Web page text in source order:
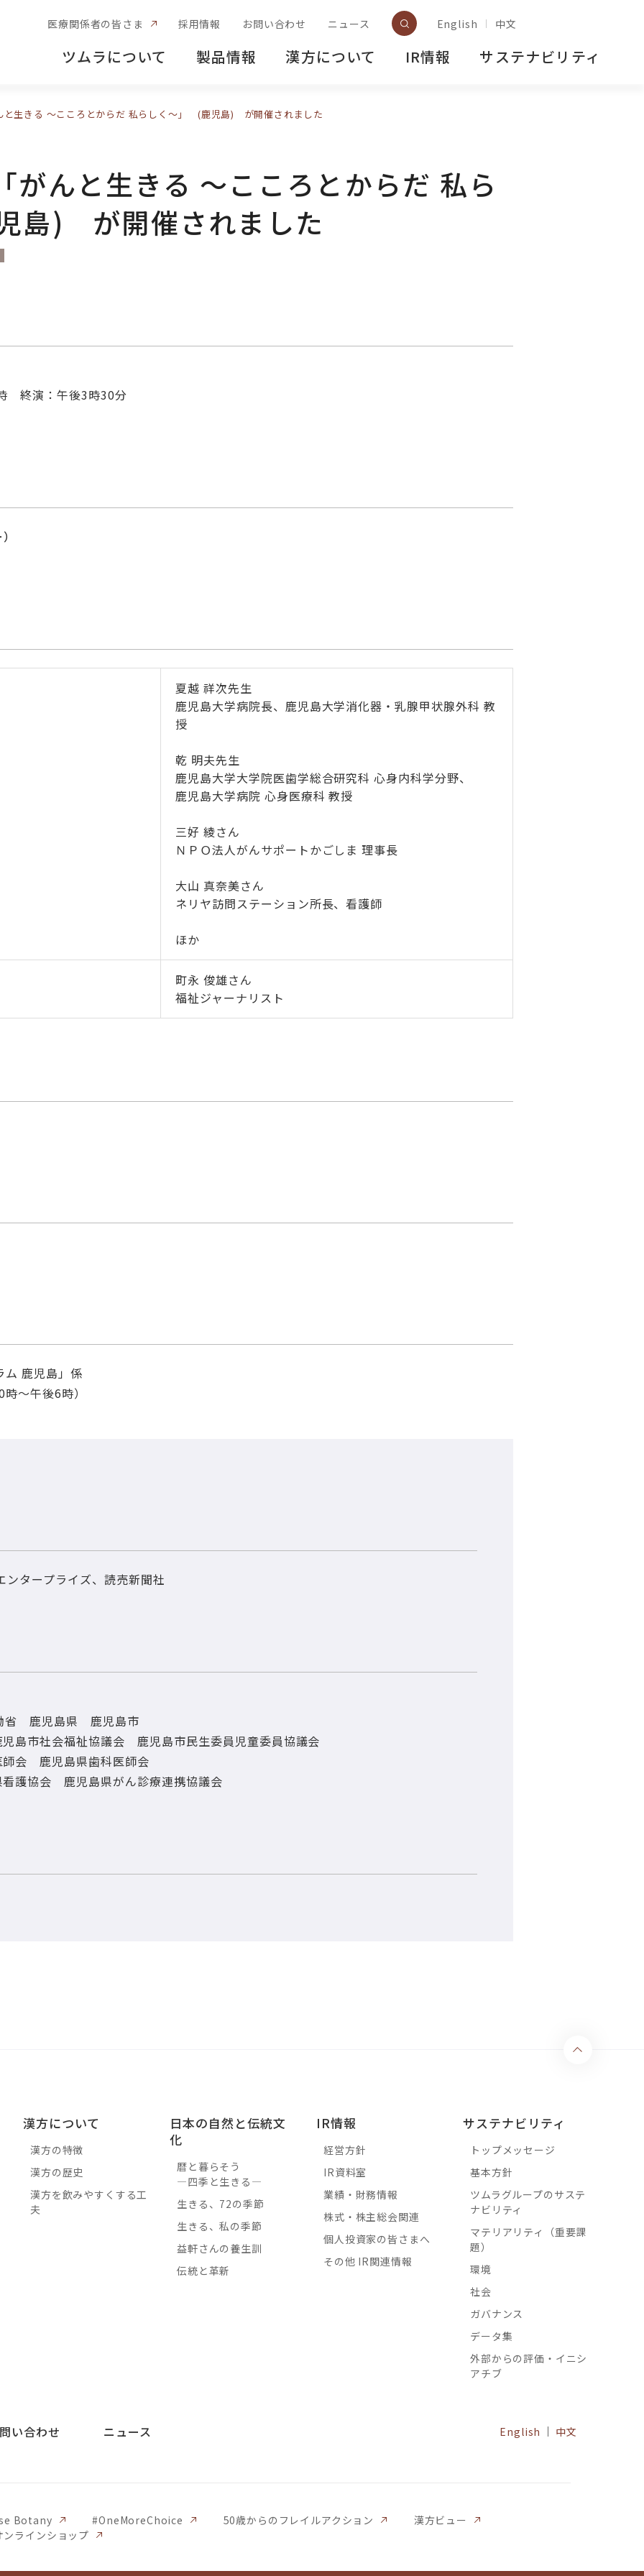
医療関係者の皆さま 採用情報 お問い合わせ ニュース English 中文
ツムラについて 製品情報 漢方について IR情報 サステナビリティ
生きる ～こころとからだ 私らしく～」 (鹿児島) が開催されました
んと生きる ～こころとからだ 私ら
島) が開催されました
終演：午後3時30分
夏越 祥次先生
鹿児島大学病院長、鹿児島大学消化器・乳腺甲状腺外科 教
授
乾 明夫先生
鹿児島大学大学院医歯学総合研究科 心身内科学分野、
鹿児島大学病院 心身医療科 教授
三好 綾さん
ＮＰＯ法人がんサポートかごしま 理事長
大山 真奈美さん
ネリヤ訪問ステーション所長、看護師
ほか
町永 俊雄さん
福祉ジャーナリスト
ム 鹿児島」係
～午後6時）
タープライズ、読売新聞社
省 鹿児島県 鹿児島市
島市社会福祉協議会 鹿児島市民生委員児童委員協議会
会 鹿児島県歯科医師会
護協会 鹿児島県がん診療連携協議会
漢方について
漢方の特徴
漢方の歴史
漢方を飲みやすくする工
夫
日本の自然と伝統文
化
暦と暮らそう
―四季と生きる―
生きる、72の季節
生きる、私の季節
益軒さんの養生訓
伝統と革新
IR情報
経営方針
IR資料室
業績・財務情報
株式・株主総会関連
個人投資家の皆さまへ
その他 IR関連情報
サステナビリティ
トップメッセージ
基本方針
ツムラグループのサステ
ナビリティ
マテリアリティ（重要課
題）
環境
社会
ガバナンス
データ集
外部からの評価・イニシ
アチブ
い合わせ ニュース English 中文
Botany #OneMoreChoice 50歳からのフレイルアクション
漢方ビュー
ンラインショップ